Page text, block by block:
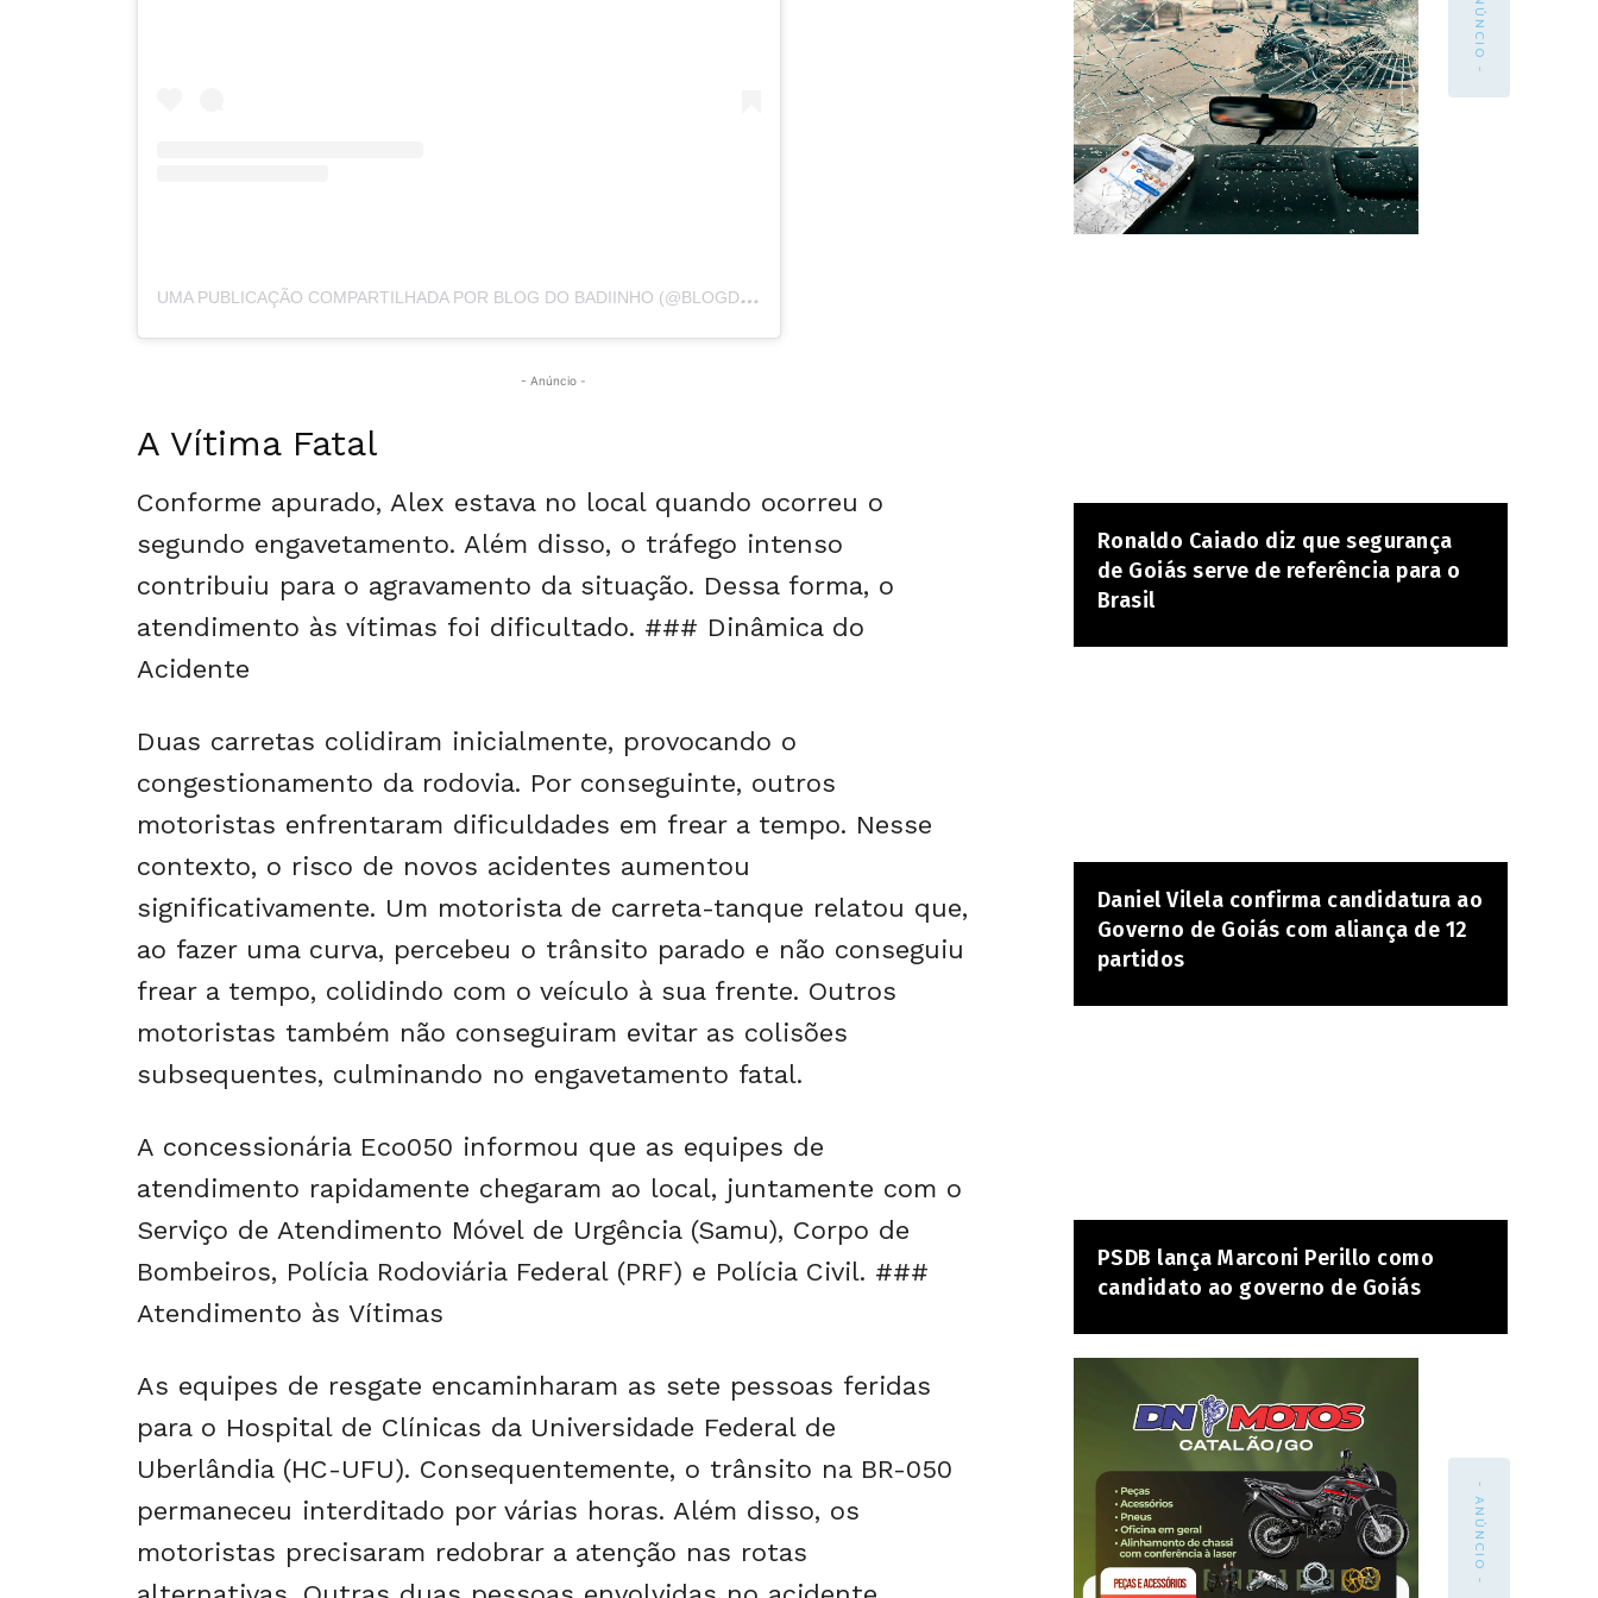
U
MA PUBLICAÇÃO COMPARTILHADA POR BLOG DO BADIINHO (@BLOGDOBADIINHO)
- Anúncio -
A Vítima Fatal
Conforme apurado, Alex estava no local quando ocorreu o
segundo engavetamento. Além disso, o tráfego intenso
contribuiu para o agravamento da situação. Dessa forma, o
atendimento às vítimas foi dificultado. ### Dinâmica do
Acidente
Duas carretas colidiram inicialmente, provocando o
congestionamento da rodovia. Por conseguinte, outros
motoristas enfrentaram dificuldades em frear a tempo. Nesse
contexto, o risco de novos acidentes aumentou
significativamente. Um motorista de carreta-tanque relatou que,
ao fazer uma curva, percebeu o trânsito parado e não conseguiu
frear a tempo, colidindo com o veículo à sua frente. Outros
motoristas também não conseguiram evitar as colisões
subsequentes, culminando no engavetamento fatal.
A concessionária Eco050 informou que as equipes de
atendimento rapidamente chegaram ao local, juntamente com o
Serviço de Atendimento Móvel de Urgência (Samu), Corpo de
Bombeiros, Polícia Rodoviária Federal (PRF) e Polícia Civil. ###
Atendimento às Vítimas
As equipes de resgate encaminharam as sete pessoas feridas
para o Hospital de Clínicas da Universidade Federal de
Uberlândia (HC-UFU). Consequentemente, o trânsito na BR-050
permaneceu interditado por várias horas. Além disso, os
motoristas precisaram redobrar a atenção nas rotas
- ANÚNCIO -
Ronaldo Caiado diz que segurança
de Goiás serve de referência para o
Brasil
Daniel Vilela confirma candidatura ao
Governo de Goiás com aliança de 12
partidos
PSDB lança Marconi Perillo como
candidato ao governo de Goiás
- ANÚNCIO -